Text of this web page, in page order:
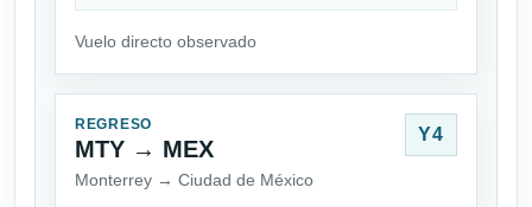
Vuelo directo observado
REGRESO
MTY → MEX
Monterrey → Ciudad de México
Y4